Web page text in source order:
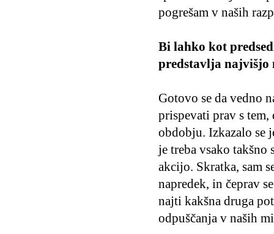
pogrešam v naših
Bi lahko kot
predstavlja najvišjo
Gotovo se da vedno
prispevati prav s
obdobju. Izkazalo se
je treba vsako
akcijo. Skratka, sam
napredek, in čeprav
najti kakšna druga
odpuščanja v naših